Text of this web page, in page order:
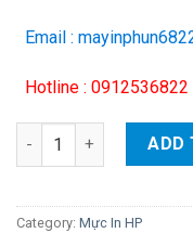
Email :
Hotline : 0912536822
Hộp mực màu HPADD
Category: Mực In HP